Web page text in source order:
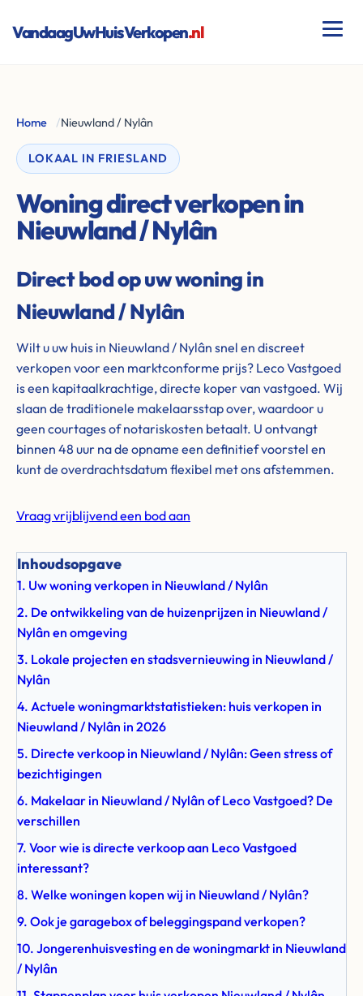
VandaagUwHuisVerkopen.nl
Home /Nieuwland / Nylân
LOKAAL IN FRIESLAND
Woning direct verkopen in
Nieuwland / Nylân
Direct bod op uw woning in
Nieuwland / Nylân
Wilt u uw huis in Nieuwland / Nylân snel en discreet
verkopen voor een marktconforme prijs? Leco Vastgoed
is een kapitaalkrachtige, directe koper van vastgoed. Wij
slaan de traditionele makelaarsstap over, waardoor u
geen courtages of notariskosten betaalt. U ontvangt
binnen 48 uur na de opname een definitief voorstel en
kunt de overdrachtsdatum flexibel met ons afstemmen.
Vraag vrijblijvend een bod aan
Inhoudsopgave
1. Uw woning verkopen in Nieuwland / Nylân
2. De ontwikkeling van de huizenprijzen in Nieuwland /
Nylân en omgeving
3. Lokale projecten en stadsvernieuwing in Nieuwland /
Nylân
4. Actuele woningmarktstatistieken: huis verkopen in
Nieuwland / Nylân in 2026
5. Directe verkoop in Nieuwland / Nylân: Geen stress of
bezichtigingen
6. Makelaar in Nieuwland / Nylân of Leco Vastgoed? De
verschillen
7. Voor wie is directe verkoop aan Leco Vastgoed
interessant?
8. Welke woningen kopen wij in Nieuwland / Nylân?
9. Ook je garagebox of beleggingspand verkopen?
10. Jongerenhuisvesting en de woningmarkt in Nieuwland
/ Nylân